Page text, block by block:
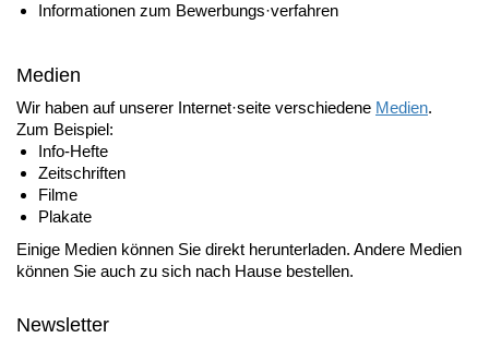
Informationen zum Bewerbungs·verfahren
Medien
Wir haben auf unserer Internet·seite verschiedene Medien.
Zum Beispiel:
Info-Hefte
Zeitschriften
Filme
Plakate
Einige Medien können Sie direkt herunterladen. Andere Medien
können Sie auch zu sich nach Hause bestellen.
Newsletter